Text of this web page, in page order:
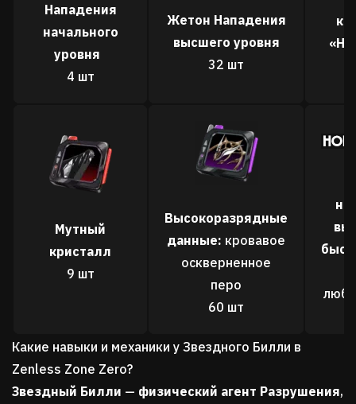
Нападения
начального
уровня
4 шт
Жетон Нападения
высшего уровня
32 шт
Мутный
кристалл
9 шт
Высокоразрядные
данные: кровавое
оскверненное
перо
60 шт
Какие навыки и механики у Звездного Билли в
Zenless Zone Zero?
Звездный Билли — физический агент Разрушения,